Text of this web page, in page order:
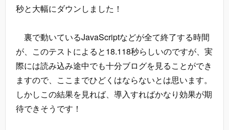
秒と大幅にダウンしました！
裏で動いているJavaScriptなどが全て終了する時間
が、このテストによると18.118秒らしいのですが、実
際には読み込み途中でも十分ブログを見ることができ
ますので、ここまでひどくはならないとは思います。
しかしこの結果を見れば、導入すればかなり効果が期
待できそうです！